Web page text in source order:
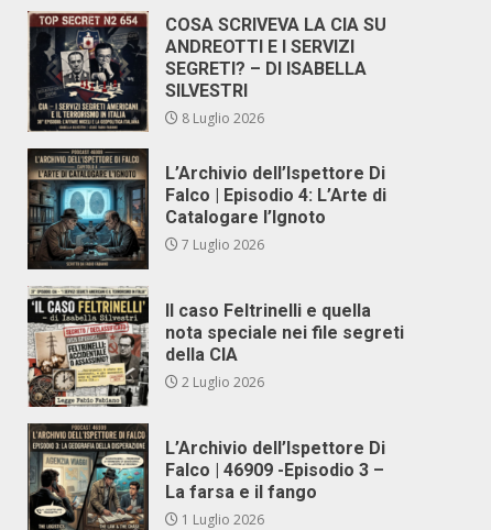
COSA SCRIVEVA LA CIA SU
ANDREOTTI E I SERVIZI
SEGRETI? – DI ISABELLA
SILVESTRI
8 Luglio 2026
L’Archivio dell’Ispettore Di
Falco | Episodio 4: L’Arte di
Catalogare l’Ignoto
7 Luglio 2026
Il caso Feltrinelli e quella
nota speciale nei file segreti
della CIA
2 Luglio 2026
L’Archivio dell’Ispettore Di
Falco | 46909 -Episodio 3 –
La farsa e il fango
1 Luglio 2026